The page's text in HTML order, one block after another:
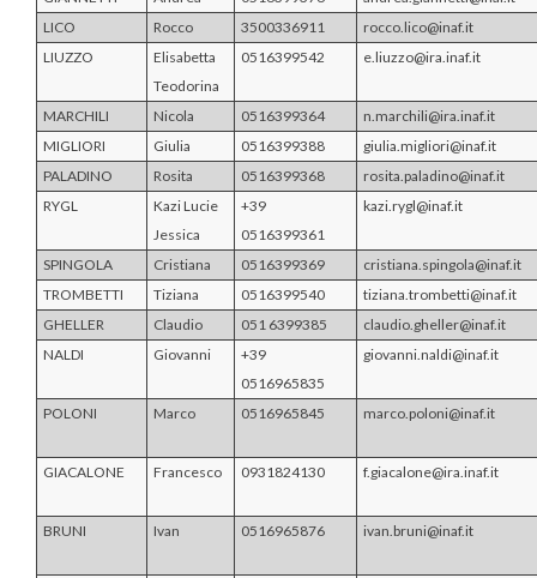
LICO
Rocco 3500336911
rocco.lico@inaf.it
LIUZZO
Elisabetta
Teodorina
0516399542 e.liuzzo@ira.inaf.it
MARCHILI Nicola 0516399364
n.marchili@ira.inaf.it
MIGLIORI
Giulia 0516399388
giulia.migliori@inaf.it
PALADINO
Rosita 0516399368
rosita.paladino@inaf.it
RYGL
Kazi Lucie
Jessica
+39
0516399361
kazi.rygl@inaf.it
SPINGOLA Cristiana 0516399369
cristiana.spingola@inaf.it
TROMBETTI
Tiziana 0516399540
tiziana.trombetti@inaf.it
GHELLER
Claudio 051 6399385
claudio.gheller@inaf.it
NALDI
Giovanni
+39
0516965835
giovanni.naldi@inaf.it
POLONI Marco 0516965845 marco.poloni@inaf.it
GIACALONE Francesco 0931824130 f.giacalone@ira.inaf.it
BRUNI Ivan 0516965876 ivan.bruni@inaf.it